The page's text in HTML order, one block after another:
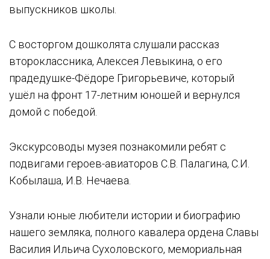
выпускников школы.
С восторгом дошколята слушали рассказ
второклассника, Алексея Левыкина, о его
прадедушке-Фёдоре Григорьевиче, который
ушёл на фронт 17-летним юношей и вернулся
домой с победой.
Экскурсоводы музея познакомили ребят с
подвигами героев-авиаторов С.В. Палагина, С.И.
Кобылаша, И.В. Нечаева.
Узнали юные любители истории и биографию
нашего земляка, полного кавалера ордена Славы
Василия Ильича Сухоловского, мемориальная